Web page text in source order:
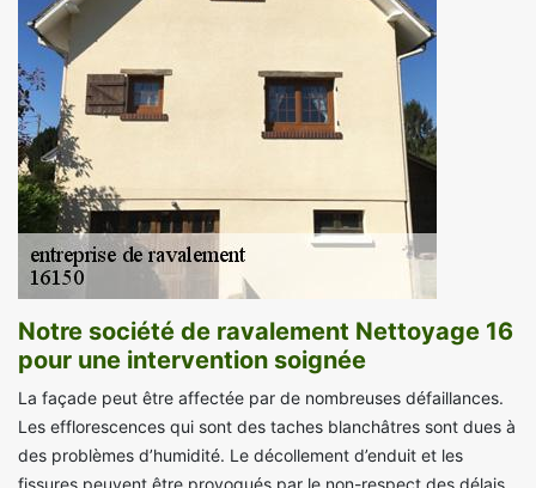
Notre société de ravalement Nettoyage 16
pour une intervention soignée
La façade peut être affectée par de nombreuses défaillances.
Les efflorescences qui sont des taches blanchâtres sont dues à
des problèmes d’humidité. Le décollement d’enduit et les